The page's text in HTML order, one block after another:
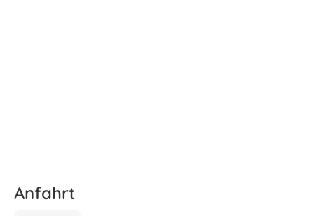
Anfahrt